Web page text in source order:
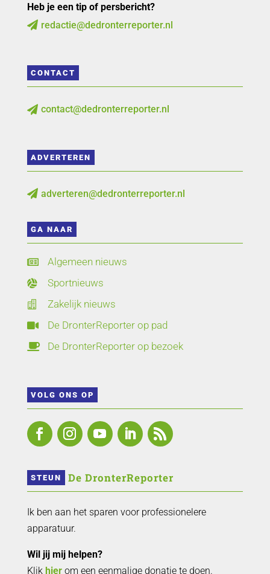
Heb je een tip of persbericht?
 redactie@dedronterreporter.nl
CONTACT
 contact@dedronterreporter.nl
ADVERTEREN
 adverteren@dedronterreporter.nl
GA NAAR
 Algemeen nieuws
 Sportnieuws
 Zakelijk nieuws
 De DronterReporter op pad
 De DronterReporter op bezoek
VOLG ONS OP
STEUN De DronterReporter
Ik ben aan het sparen voor professionelere
apparatuur.
Wil jij mij helpen?
Klik hierom een eenmalige donatie te doen.